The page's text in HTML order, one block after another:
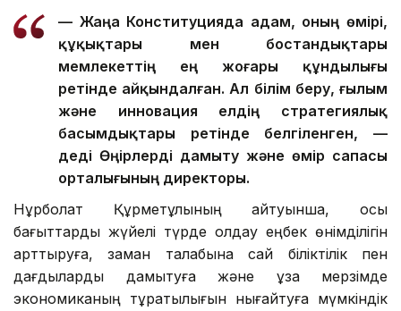
— Жаңа Конституцияда адам, оның өмірі,
құқықтары мен бостандықтары
мемлекеттің ең жоғары құндылығы
ретінде айқындалған. Ал білім беру, ғылым
және инновация елдің стратегиялық
басымдықтары ретінде белгіленген, —
деді Өңірлерді дамыту және өмір сапасы
орталығының директоры.
Нұрболат Құрметұлының айтуынша, осы
бағыттарды жүйелі түрде қолдау еңбек өнімділігін
арттыруға, заман талабына сай біліктілік пен
дағдыларды дамытуға және ұзақ мерзімде
экономиканың тұрақтылығын нығайтуға мүмкіндік